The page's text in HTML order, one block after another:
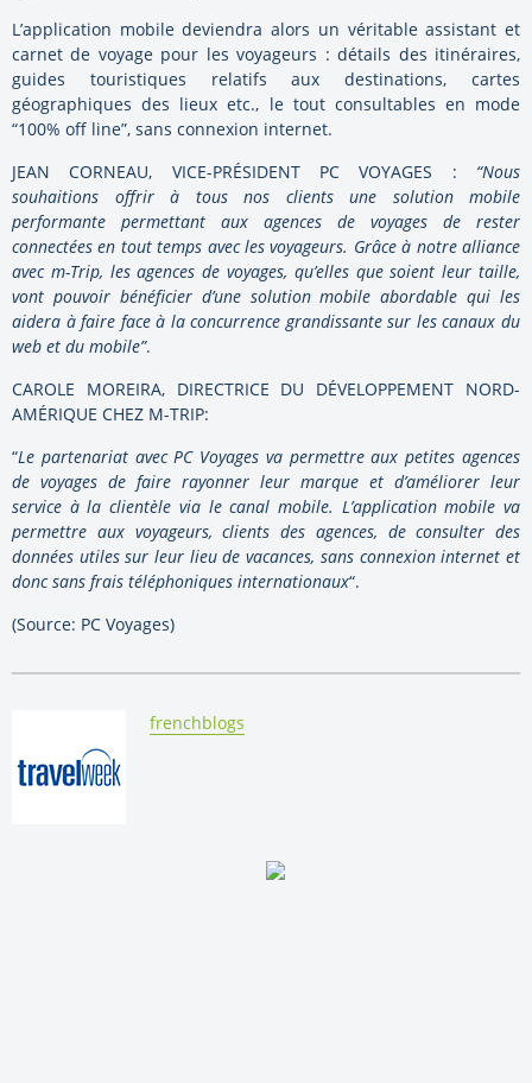
L’application mobile deviendra alors un véritable assistant et
carnet de voyage pour les voyageurs : détails des itinéraires,
guides touristiques relatifs aux destinations, cartes
géographiques des lieux etc., le tout consultables en mode
“100% off line”, sans connexion internet.
JEAN CORNEAU, VICE-PRÉSIDENT PC VOYAGES : “Nous
souhaitions offrir à tous nos clients une solution mobile
performante permettant aux agences de voyages de rester
connectées en tout temps avec les voyageurs. Grâce à notre alliance
avec m-Trip, les agences de voyages, qu’elles que soient leur taille,
vont pouvoir bénéficier d’une solution mobileabordable qui les
aidera à faire face à la concurrence grandissantesur les canaux du
web et du mobile”.
CAROLE MOREIRA, DIRECTRICE DU DÉVELOPPEMENT NORD-
AMÉRIQUE CHEZ M-TRIP:
“Le partenariat avec PC Voyages va permettre aux petites agences
de voyages de faire rayonner leur marque et d’améliorer leur
service à la clientèle via le canal mobile. L’application mobile va
permettre aux voyageurs, clients des agences, de consulter des
données utiles sur leur lieu de vacances, sans connexion internet et
donc sans frais téléphoniques internationaux“.
(Source: PC Voyages)
By:
frenchblogs